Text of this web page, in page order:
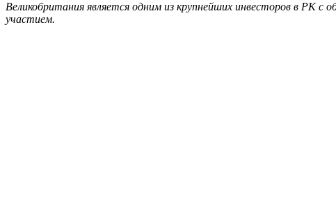
Великобритания является одним из крупнейших инвесторов в РК
участием.